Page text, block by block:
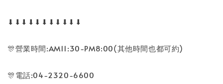
⬇⬇⬇⬇⬇⬇⬇⬇⬇⬇⬇
🎊營業時間:AM11:30-PM8:00(其他時間也都可約)
🎊電話:04-2320-6600